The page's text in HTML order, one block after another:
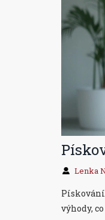
Lenka
výhody,